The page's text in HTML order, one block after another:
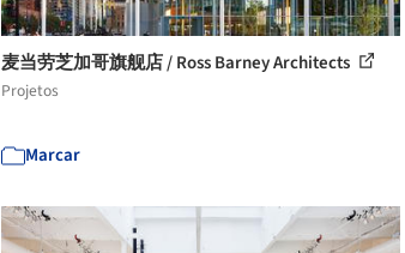
麦当劳芝加哥旗舰店 / Ross Barney Architects
Projetos
Marcar